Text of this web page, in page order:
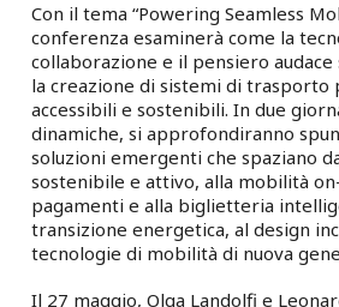
Con il tema “Powering Seamless
conferenza esaminerà come la
collaborazione e il pensiero
la creazione di sistemi di trasporto
accessibili e sostenibili. In due
dinamiche, si approfondiranno
soluzioni emergenti che spaziano
sostenibile e attivo, alla mobilità
pagamenti e alla biglietteria
transizione energetica, al design
tecnologie di mobilità di nuova
Il 27 maggio, Olga Landolfi e